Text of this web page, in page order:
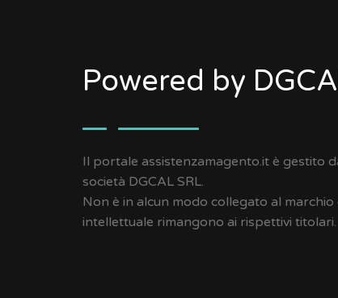
Powered by
Il portale assistenzamagento.it è gestito
società DGCAL SRL.
Non è in alcun modo collegato al
intellettuale rimangono ai rispettivi titolari.